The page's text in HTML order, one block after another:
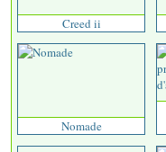
Creed ii
Nomade